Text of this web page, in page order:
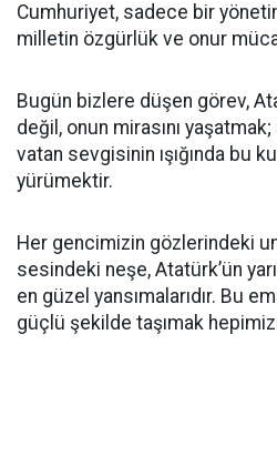
Cumhuriyet, sadece bir
milletin özgürlük ve onur
Bugün bizlere düşen görev,
değil, onun mirasını
vatan sevgisinin ışığında bu
yürümektir.
Her gencimizin gözlerindeki
sesindeki neşe, Atatürk’ün
en güzel yansımalarıdır. Bu
güçlü şekilde taşımak